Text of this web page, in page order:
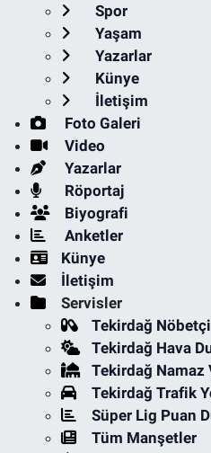
Spor
Yaşam
Yazarlar
Künye
İletişim
Foto Galeri
Video
Yazarlar
Röportaj
Biyografi
Anketler
Künye
İletişim
Servisler
Tekirdağ
Tekirdağ Hava
Tekirdağ Namaz
Tekirdağ Trafik
Süper Lig Puan
Tüm Manşetler